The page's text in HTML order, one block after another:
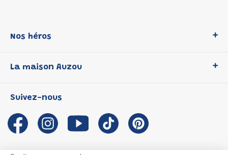
Nos héros
P'tit Loup
Les Influenceuses
Migali
Petite Taupe
La maison Auzou
Notre histoire
Auzou s'engage
Auteurs et illustrateurs Auzou
Suivez-nous